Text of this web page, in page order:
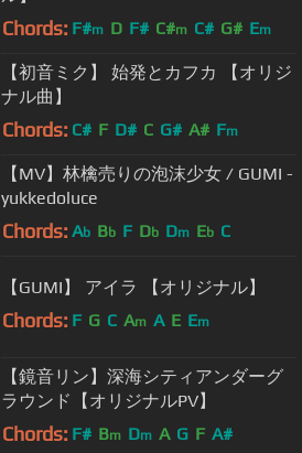
Chords: F#m D F# C#m C# G# Em
【初音ミク】 始発とカフカ 【オリジ
ナル曲】
Chords: C# F D# C G# A# Fm
【MV】林檎売りの泡沫少女 / GUMI -
yukkedoluce
Chords: Ab Bb F Db Dm Eb C
【GUMI】 アイラ 【オリジナル】
Chords: F G C Am A E Em
【鏡音リン】深海シティアンダーグ
ラウンド【オリジナルPV】
Chords: F# Bm Dm A G F A#